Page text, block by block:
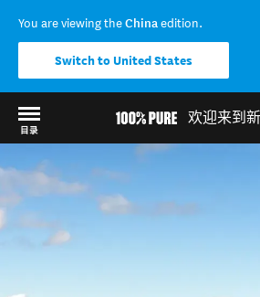
You are viewing theChinaedition.
Switch to United States
欢迎来到
目录
Back to my results